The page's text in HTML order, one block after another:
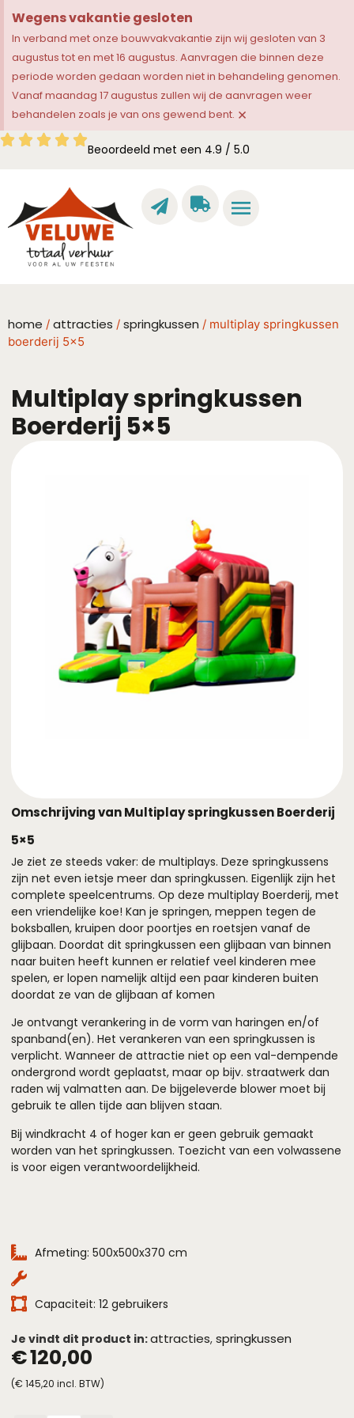
Wegens vakantie gesloten
In verband met onze bouwvakvakantie zijn wij gesloten van 3
augustus tot en met 16 augustus. Aanvragen die binnen deze
periode worden gedaan worden niet in behandeling genomen.
Vanaf maandag 17 augustus zullen wij de aanvragen weer
behandelen zoals je van ons gewend bent. ×
Beoordeeld met een 4.9 / 5.0
home / attracties / springkussen / multiplay springkussen
boerderij 5×5
Multiplay springkussen
Boerderij 5×5
Omschrijving van Multiplay springkussen Boerderij
5×5
Je ziet ze steeds vaker: de multiplays. Deze springkussens
zijn net even ietsje meer dan springkussen. Eigenlijk zijn het
complete speelcentrums. Op deze multiplay Boerderij, met
een vriendelijke koe! Kan je springen, meppen tegen de
boksballen, kruipen door poortjes en roetsjen vanaf de
glijbaan. Doordat dit springkussen een glijbaan van binnen
naar buiten heeft kunnen er relatief veel kinderen mee
spelen, er lopen namelijk altijd een paar kinderen buiten
doordat ze van de glijbaan af komen
Je ontvangt verankering in de vorm van haringen en/of
spanband(en). Het verankeren van een springkussen is
verplicht. Wanneer de attractie niet op een val-dempende
ondergrond wordt geplaatst, maar op bijv. straatwerk dan
raden wij valmatten aan. De bijgeleverde blower moet bij
gebruik te allen tijde aan blijven staan.
Bij windkracht 4 of hoger kan er geen gebruik gemaakt
worden van het springkussen. Toezicht van een volwassene
is voor eigen verantwoordelijkheid.
Afmeting: 500x500x370 cm
Capaciteit: 12 gebruikers
Je vindt dit product in:attracties, springkussen
€120,00
(€ 145,20 incl. BTW)